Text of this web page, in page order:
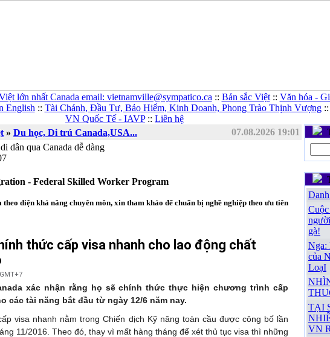
lớn nhất Canada email: vietnamville@sympatico.ca :: Bản sắc Việt:: Văn hóa -
English :: Tài Chánh, Đầu Tư, Bảo Hiểm, Kinh Doanh, Phong Trào Thịnh Vượng::
VN Quốc Tế - IAVP:: Liên hệ
» Du học, Di trú Canada,USA...
07.08.2026 19:01
dân qua Canada dễ dàng
- Federal Skilled Worker Program
theo diện khả năng chuyên môn, xin tham khảo để chuẩn bị nghề nghiệp theo ưu tiên
thức cấp visa nhanh cho lao động chất
xác nhận rằng họ sẽ chính thức thực hiện chương trình cấp
các tài năng bắt đầu từ ngày 12/6 năm nay.
visa nhanh nằm trong Chiến dịch Kỹ năng toàn cầu được công bố lần
11/2016. Theo đó, thay vì mất hàng tháng để xét thủ tục visa thì những
gà!
Nga:
của
LoạI
TẠI
VN